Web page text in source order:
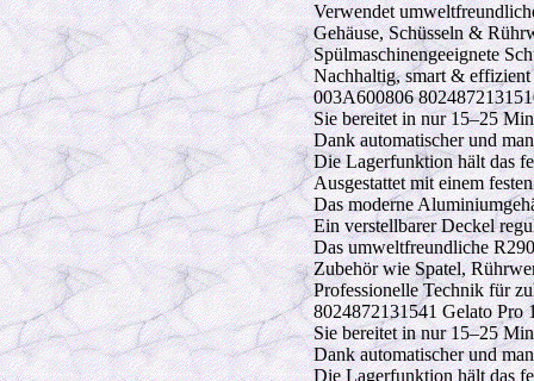
Verwendet
Gehäuse, Schüsseln &
Spülmaschinengeeignete
Nachhaltig, smart &
003A600806
Sie bereitet in nur 15–25
Dank automatischer und
Die Lagerfunktion hält das
Ausgestattet mit einem
Das moderne
Ein verstellbarer Deckel
Das umweltfreundliche
Zubehör wie Spatel,
Professionelle Technik für
8024872131541 Gelato Pro
Sie bereitet in nur 15–25
Dank automatischer und
Die Lagerfunktion hält das